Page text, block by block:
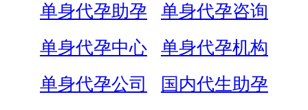
单身代孕助孕
单身代孕咨询
单身代孕中心
单身代孕机构
单身代孕公司
国内代生助孕